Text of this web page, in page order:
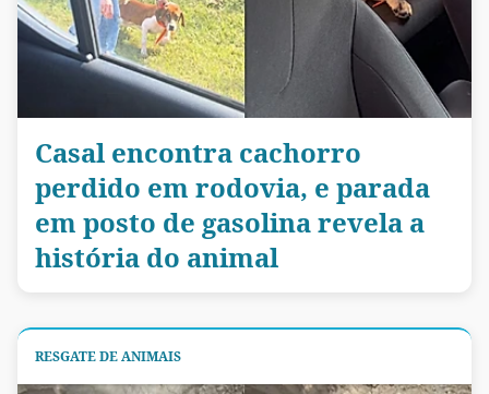
Casal encontra cachorro
perdido em rodovia, e parada
em posto de gasolina revela a
história do animal
RESGATE DE ANIMAIS